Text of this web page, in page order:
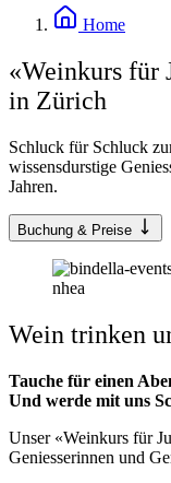
Home
«Weinkurs für
in Zürich
Schluck für Schluck
wissensdurstige
Jahren.
Buchung & Preise
Wein trinken
Tauche für einen
Und werde mit uns
Unser «Weinkurs für
Geniesserinnen und